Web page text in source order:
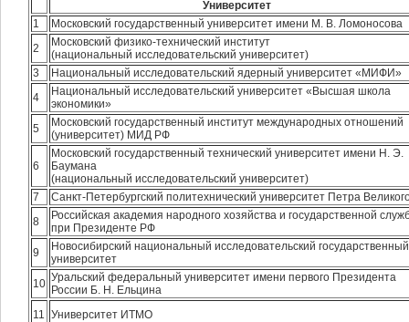
Университет
1
Московский государственный университет имени М. В. Ломоносова
2
Московский физико-технический институт
(национальный исследовательский университет)
3
Национальный исследовательский ядерный университет «МИФИ»
4
Национальный исследовательский университет «Высшая школа
экономики»
5
Московский государственный институт международных отношений
(университет) МИД РФ
6
Московский государственный технический университет имени Н. Э.
Баумана
(национальный исследовательский университет)
7
Санкт-Петербургский политехнический университет Петра
8
Российская академия народного хозяйства и государственной
при Президенте РФ
9
Новосибирский национальный исследовательский государственный
университет
10 Уральский федеральный университет имени первого Президента
России Б. Н. Ельцина
11 Университет ИТМО